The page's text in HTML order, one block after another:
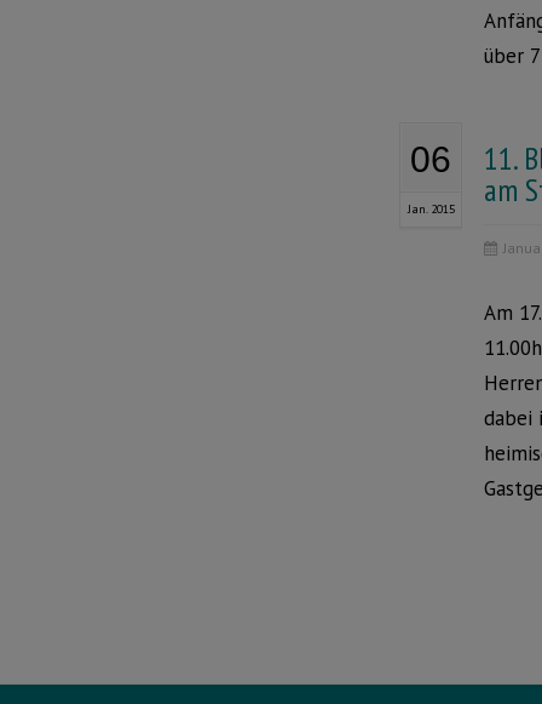
über
06
Jan. 2015
11.
am
Am
dabei